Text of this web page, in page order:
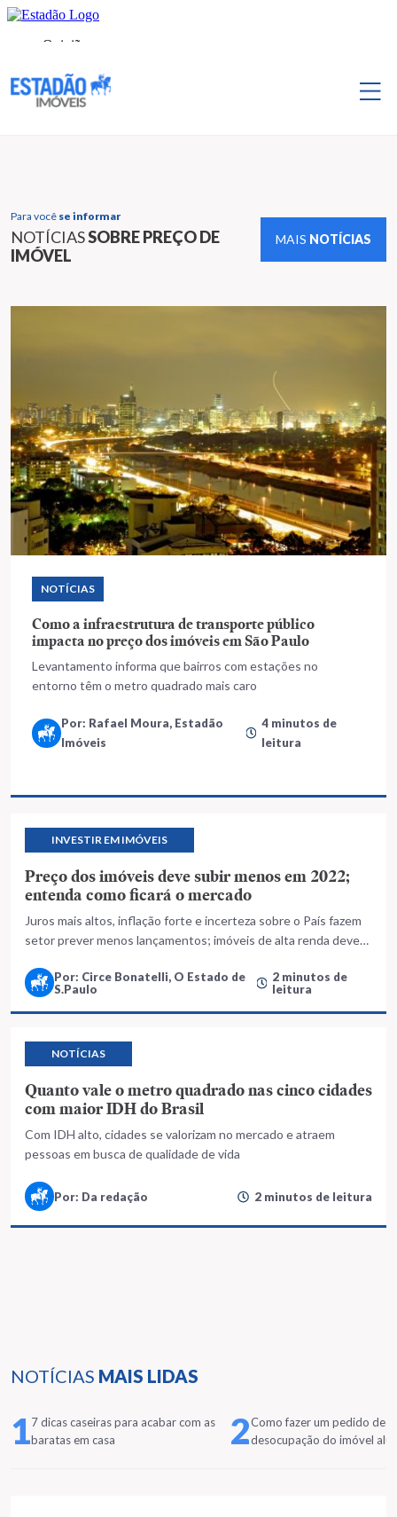
Para você se informar
NOTÍCIASSOBRE PREÇO DE
IMÓVEL
MAIS NOTÍCIAS
NOTÍCIAS MAIS LIDAS
17 dicas caseiras para acabar com as
baratas em casa
2Como fazer um pedido de
desocupação do imóvel
NOTÍCIAS
Como a infraestrutura de transporte público
impacta no preço dos imóveis em São Paulo
Levantamento informa que bairros com estações no
entorno têm o metro quadrado mais caro
Por: Rafael Moura, Estadão
Imóveis
4 minutos de
leitura
INVESTIR EM IMÓVEIS
Preço dos imóveis deve subir menos em 2022;
entenda como ficará o mercado
Juros mais altos, inflação forte e incerteza sobre o País fazem
setor prever menos lançamentos; imóveis de alta renda devem
Por: Circe Bonatelli, O Estado de
S.Paulo
2 minutos de
leitura
NOTÍCIAS
Quanto vale o metro quadrado nas cinco cidades
com maior IDH do Brasil
Com IDH alto, cidades se valorizam no mercado e atraem
pessoas em busca de qualidade de vida
Por: Da redação 2 minutos de leitura